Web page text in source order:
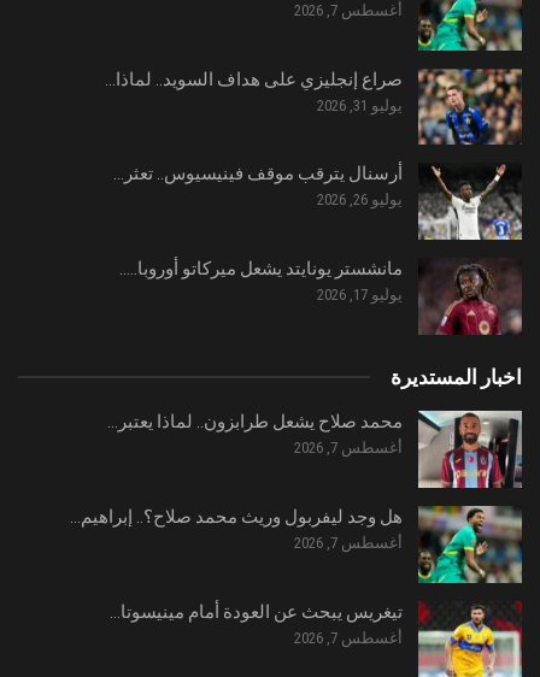
أغسطس 7, 2026
صراع إنجليزي على هداف السويد.. لماذا…
يوليو 31, 2026
أرسنال يترقب موقف فينيسيوس.. تعثر…
يوليو 26, 2026
مانشستر يونايتد يشعل ميركاتو أوروبا..…
يوليو 17, 2026
اخبار المستديرة
محمد صلاح يشعل طرابزون.. لماذا يعتبر…
أغسطس 7, 2026
هل وجد ليفربول وريث محمد صلاح؟.. إبراهيم…
أغسطس 7, 2026
تيغريس يبحث عن العودة أمام مينيسوتا…
أغسطس 7, 2026